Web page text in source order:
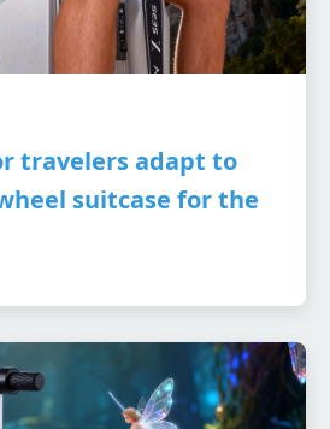
travelers adapt to
suitcase for the